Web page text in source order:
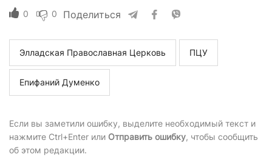
0 0 Поделиться
Элладская Православная Церковь ПЦУ
Епифаний Думенко
Если вы заметили ошибку, выделите необходимый текст и
нажмите Ctrl+Enter или Отправить ошибку, чтобы сообщить
об этом редакции.